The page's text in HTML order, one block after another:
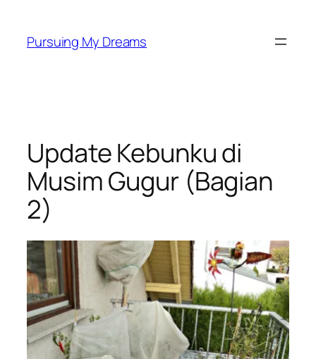
content
Pursuing My Dreams
Update Kebunku di
Musim Gugur (Bagian
2)